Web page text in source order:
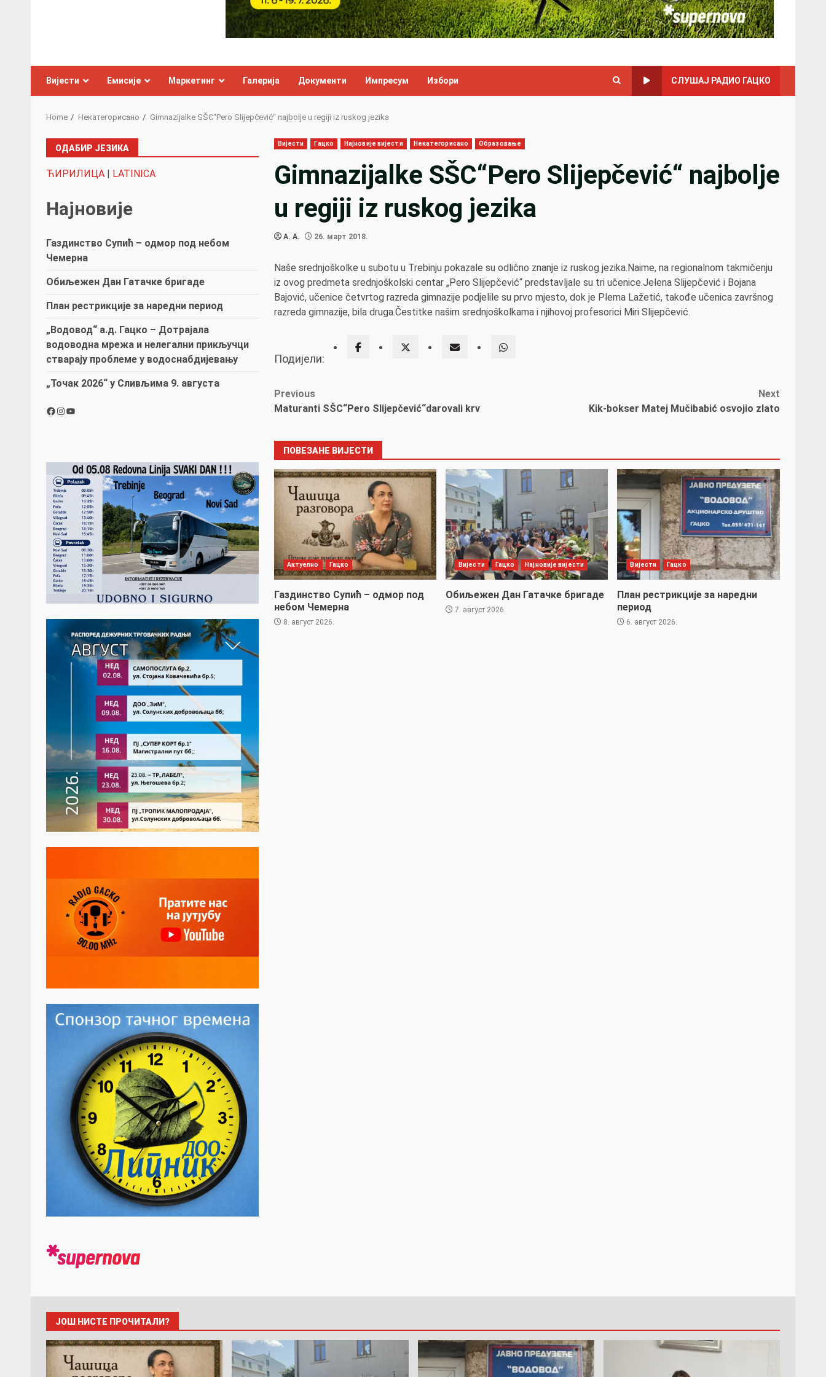
Вијести Емисије Маркетинг Галерија Документи Импресум Избори СЛУШАЈ РАДИО ГАЦКО
Home Некатегорисано Gimnazijalke SŠC“Pero Slijepčević“ najbolje u regiji iz ruskog jezika
Вијести Гацко Најновије вијести Некатегорисано Образовање
Gimnazijalke SŠC“Pero Slijepčević“ najbolje
u regiji iz ruskog jezika
A. A. 26. март 2018.
Naše srednjoškolke u subotu u Trebinju pokazale su odlično znanje iz ruskog jezika.Naime, na regionalnom takmičenju
iz ovog predmeta srednjoškolski centar „Pero Slijepčević“ predstavljale su tri učenice.Jelena Slijepčević i Bojana
Bajović, učenice četvrtog razreda gimnazije podjelile su prvo mjesto, dok je Plema Lažetić, takođe učenica završnog
razreda gimnazije, bila druga.Čestitke našim srednjoškolkama i njihovoj profesorici Miri Slijepčević.
Подијели:
Post
Previous
Maturanti SŠC“Pero Slijepčević“darovali krv
Next
Kik-bokser Matej Mučibabić osvojio zlato
ПОВЕЗАНЕ ВИЈЕСТИ
Актуелно Гацко
Газдинство Супић – одмор под
небом Чемерна
8. август 2026.
Вијести Гацко Најновије вијести
Обиљежен Дан Гатачке бригаде
7. август 2026.
Вијести Гацко
План рестрикције за наредни
период
6. август 2026.
ОДАБИР ЈЕЗИКА
ЋИРИЛИЦА | LATINICA
Најновије
Газдинство Супић – одмор под небом
Чемерна
Обиљежен Дан Гатачке бригаде
План рестрикције за наредни период
„Водовод“ а.д. Гацко – Дотрајала
водоводна мрежа и нелегални прикључци
стварају проблеме у водоснабдијевању
„Точак 2026“ у Сливљима 9. августа
Facebook
Instagram
YouTube
ЈОШ НИСТЕ ПРОЧИТАЛИ?